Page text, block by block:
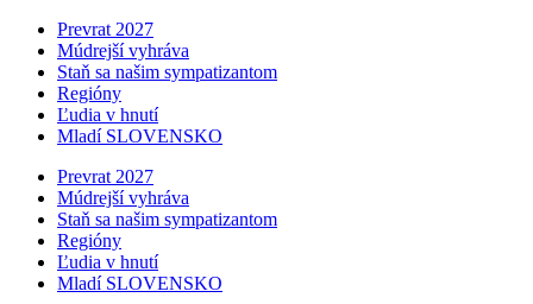
Prevrat 2027
Múdrejší vyhráva
Staň sa našim sympatizantom
Regióny
Ľudia v hnutí
Mladí SLOVENSKO
Prevrat 2027
Múdrejší vyhráva
Staň sa našim sympatizantom
Regióny
Ľudia v hnutí
Mladí SLOVENSKO